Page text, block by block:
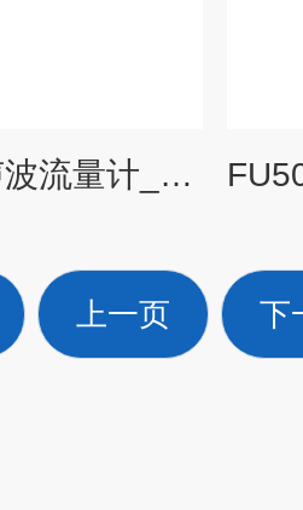
FU50德国超声波流量计_科威勒
上一页 下